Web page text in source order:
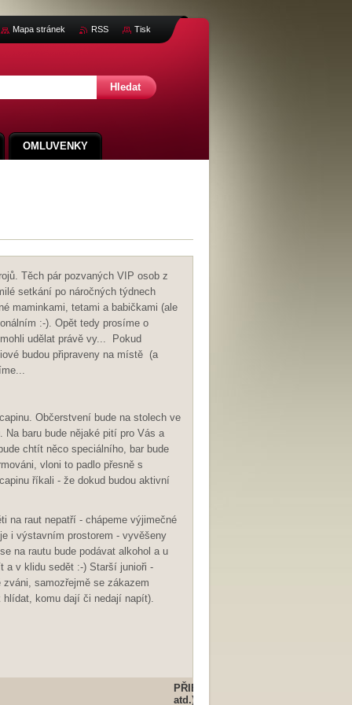
Těch pár pozvaných VIP osob z
setkání po náročných týdnech
maminkami, tetami a babičkami (ale
:-). Opět tedy prosíme o
udělat právě vy... Pokud
budou připraveny na místě (a
Občerstvení bude na stolech ve
baru bude nějaké pití pro Vás a
chtít něco speciálního, bar bude
vloni to padlo přesně s
říkali - že dokud budou aktivní
na raut nepatří - chápeme výjimečné
i výstavním prostorem - vyvěšeny
na rautu bude podávat alkohol a u
a v klidu sedět :-) Starší junioři -
samozřejmě se zákazem
hlídat, komu dají či nedají napít).
PŘIBLIŽNĚ KOLIK (tác, talíř,
atd.)
OMLUVENKY
Mapa stránek RSS Tisk